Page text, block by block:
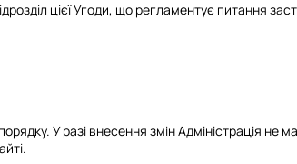
цієї Угоди, що регламентує питання
У разі внесення змін Адміністрація не